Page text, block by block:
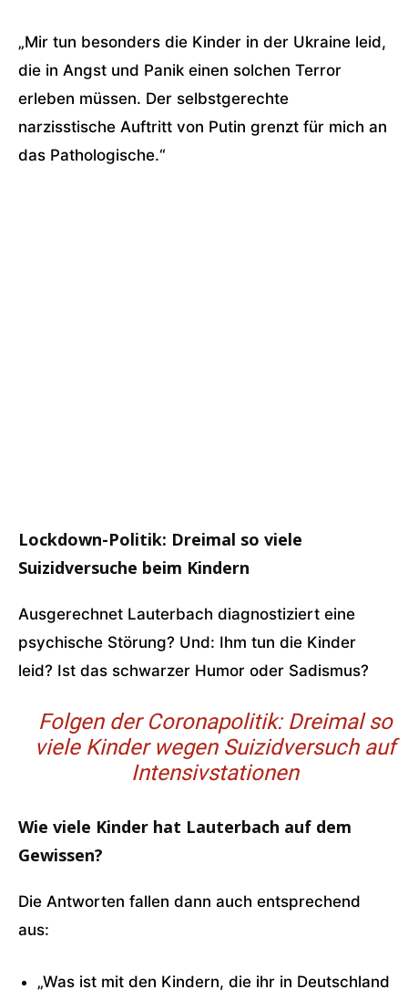
„Mir tun besonders die Kinder in der Ukraine leid,
die in Angst und Panik einen solchen Terror
erleben müssen. Der selbstgerechte
narzisstische Auftritt von Putin grenzt für mich an
das Pathologische.“
Lockdown-Politik: Dreimal so viele
Suizidversuche beim Kindern
Ausgerechnet Lauterbach diagnostiziert eine
psychische Störung? Und: Ihm tun die Kinder
leid? Ist das schwarzer Humor oder Sadismus?
Folgen der Coronapolitik: Dreimal so
viele Kinder wegen Suizidversuch auf
Intensivstationen
Wie viele Kinder hat Lauterbach auf dem
Gewissen?
Die Antworten fallen dann auch entsprechend
aus:
„Was ist mit den Kindern, die ihr in Deutschland